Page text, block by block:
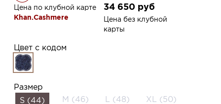
Цена по клубной карте
Khan.Cashmere
34 650 руб
Цена без клубной
карты
Цвет с кодом
Размер
S (44)
M (46) L (48) XL (50)